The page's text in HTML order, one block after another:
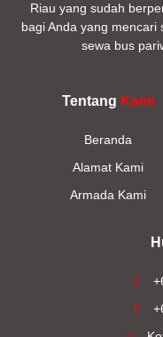
Riau yang sudah
bagi Anda yang mencari
sewa bus
Tentang Kami
Beranda
Alamat Kami
Armada Kami